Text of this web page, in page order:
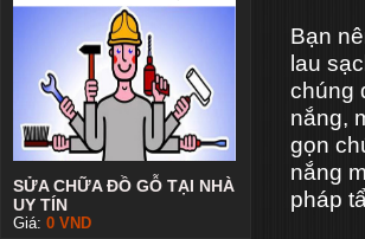
SỬA CHỮA ĐỒ GỖ TẠI NHÀ
UY TÍN
Giá: 0 VND
Bạn
lau
chúng
nắng,
gọn
nắng
pháp